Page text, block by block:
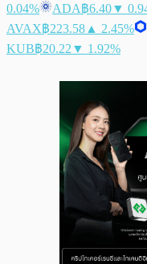
0.04%
ADA฿6.40▼
AVAX฿223.58 ▲ 2.45%
KUB฿20.22 ▼ 1.92%